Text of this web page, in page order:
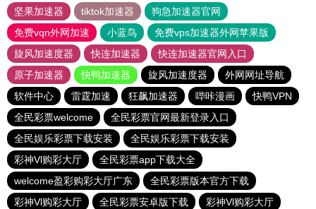
坚果加速器
tiktok加速器
狗急加速器官网
免费vqn外网加速
小蓝鸟
免费vps加速器外网苹果版
旋风加速度器
快连加速器
快连加速器官网入口
原子加速器
快鸭加速器 旋风加速度器
外网网址导航
软件中心
雷霆加速 狂飙加速器 哔咔漫画
快鸭VPN
全民彩票welcome
全民彩票官网最新登录入口
全民娱乐彩票下载安装
全民娱乐彩票下载安装
彩神Vl购彩大厅
全民彩票app下载大全
welcome盈彩购彩大厅广东
全民彩票版本官方下载
彩神Vl购彩大厅
全民彩票安卓版下载
彩神Vl购彩大厅